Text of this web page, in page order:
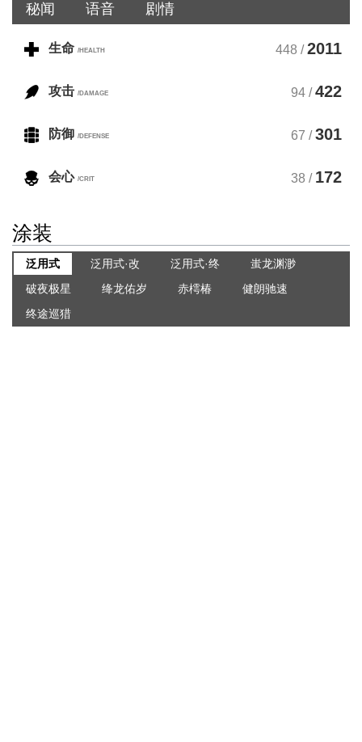
秘闻
语音 剧情
生命 /HEALTH 448 /2011
攻击 /DAMAGE 94 /422
防御 /DEFENSE 67 /301
会心 /CRIT 38 / 172
涂装
泛用式 泛用式·改 泛用式·终
蚩龙渊渺
破夜极星
绛龙佑岁 赤樗椿
健朗驰速
终途巡猎